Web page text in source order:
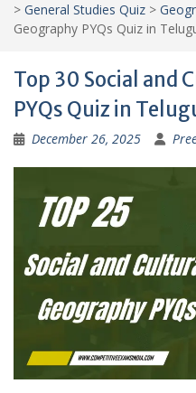
> General Studies Quiz >
Geography PYQs Quiz in
Top 30 Social and
PYQs Quiz in
December 26, 2025